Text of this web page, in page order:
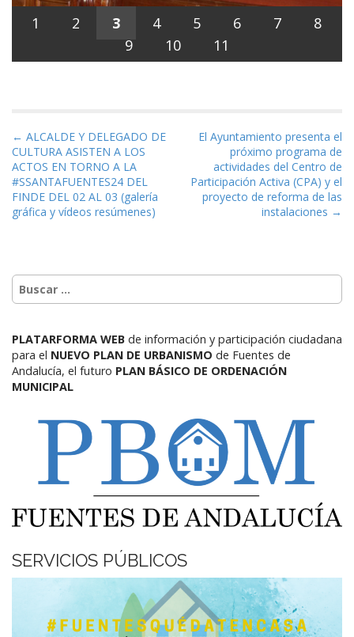
1 2 3 4 5 6 7
8
9
10 11
Navegación de entradas
← ALCALDE Y DELEGADO DE
CULTURA ASISTEN A LOS
ACTOS EN TORNO A LA
#SSANTAFUENTES24 DEL
FINDE DEL 02 AL 03 (galería
gráfica y vídeos resúmenes)
El Ayuntamiento presenta el
próximo programa de
actividades del Centro de
Participación Activa (CPA) y el
proyecto de reforma de las
instalaciones →
PLATARFORMA WEB de información y participación ciudadana
para el NUEVO PLAN DE URBANISMO de Fuentes de
Andalucía, el futuro PLAN BÁSICO DE ORDENACIÓN
MUNICIPAL
SERVICIOS PÚBLICOS